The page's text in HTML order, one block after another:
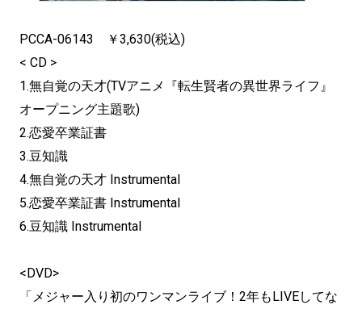
PCCA-06143 ￥3,630(税込)
< CD >
1.無自覚の天才(TVアニメ『転生賢者の異世界ライフ』
オープニング主題歌)
2.恋愛卒業証書
3.豆知識
4.無自覚の天才 Instrumental
5.恋愛卒業証書 Instrumental
6.豆知識 Instrumental
<DVD>
「メジャー入り初のワンマンライブ！2年もLIVEしてな